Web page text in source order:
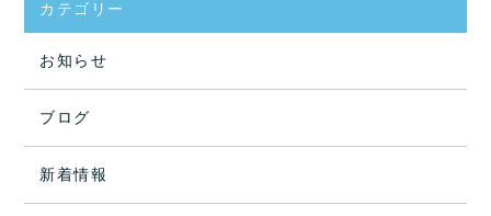
カテゴリー
お知らせ
ブログ
新着情報